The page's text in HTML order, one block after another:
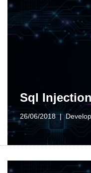
Sql Injection
26/06/2018